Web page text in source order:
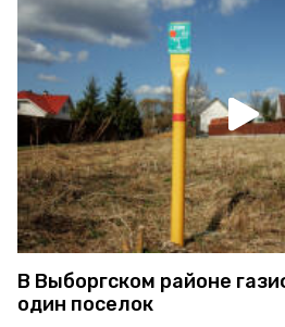
В Выборгском районе
один поселок